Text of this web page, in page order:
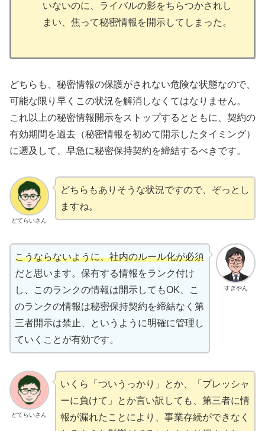
いないのに、ライバルの影をちらつかされし
まい、焦って秘密情報を開示してしまった。
どちらも、秘密情報の保護がされない危険な状態なので、
可能な限り早くこの状況を解消しなくてはなりません。
これ以上の秘密情報開示をストップするとともに、契約の
有効期間を過去（秘密情報を初めて開示したタイミング）
に遡及して、早急に秘密保持契約を締結するべきです。
どてらいさん
どちらもありそうな状況ですので、ぞっとし
ますね。
すぎやん
こうならないように、社内のルール化が必須
だと思います。保有する情報をランク付け
し、このランクの情報は開示してもOK、こ
のランクの情報は秘密保持契約を締結なく第
三者開示は禁止、というように明確に管理し
ていくことが有効です。
どてらいさん
いくら「ついうっかり」とか、「プレッシャ
ーに負けて」とか言い訳しても、第三者に情
報が漏れたことにより、事業存続ができなく